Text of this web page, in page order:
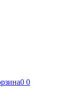
0 0